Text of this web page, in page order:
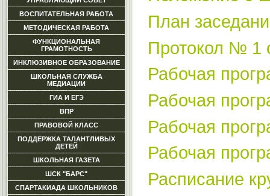
ВОСПИТАТЕЛЬНАЯ РАБОТА
МЕТОДИЧЕСКАЯ РАБОТА
ФУНКЦИОНАЛЬНАЯ
ГРАМОТНОСТЬ
ИНКЛЮЗИВНОЕ ОБРАЗОВАНИЕ
ШКОЛЬНАЯ СЛУЖБА
МЕДИАЦИИ
ГИА И ЕГЭ
ВПР
ПРАВОВОЙ КЛАСС
ПОДДЕРЖКА ТАЛАНТЛИВЫХ
ДЕТЕЙ
ШКОЛЬНАЯ ГАЗЕТА
ШСК "БАРС"
СПАРТАКИАДА ШКОЛЬНИКОВ
План
Протокол № 1
Рабочая
Рабочая
Рабочая
Рабочая
Расписание